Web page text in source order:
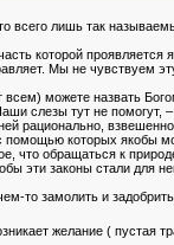
всего лишь так
которой
Мы не чувствуем
всем) можете назвать
слезы тут не помогут,
рационально,
которых якобы
что обращаться к
эти законы стали для
то замолить и
желание ( пустая